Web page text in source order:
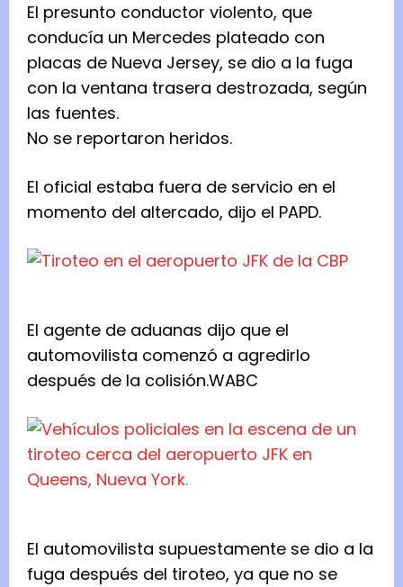
El presunto conductor violento, que
conducía un Mercedes plateado con
placas de Nueva Jersey, se dio a la fuga
con la ventana trasera destrozada, según
las fuentes.
No se reportaron heridos.
El oficial estaba fuera de servicio en el
momento del altercado, dijo el PAPD.
El agente de aduanas dijo que el
automovilista comenzó a agredirlo
después de la colisión.WABC
El automovilista supuestamente se dio a la
fuga después del tiroteo, ya que no se